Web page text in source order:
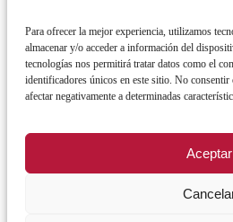
Para ofrecer la mejor experiencia, utilizamos
almacenar y/o acceder a información del
tecnologías nos permitirá tratar datos como el
identificadores únicos en este sitio. No
afectar negativamente a determinadas
Aceptar
REGISTRO DE